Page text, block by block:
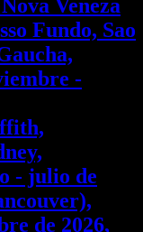
Veneza
Fundo, Sao
-
- julio de
de 2026,